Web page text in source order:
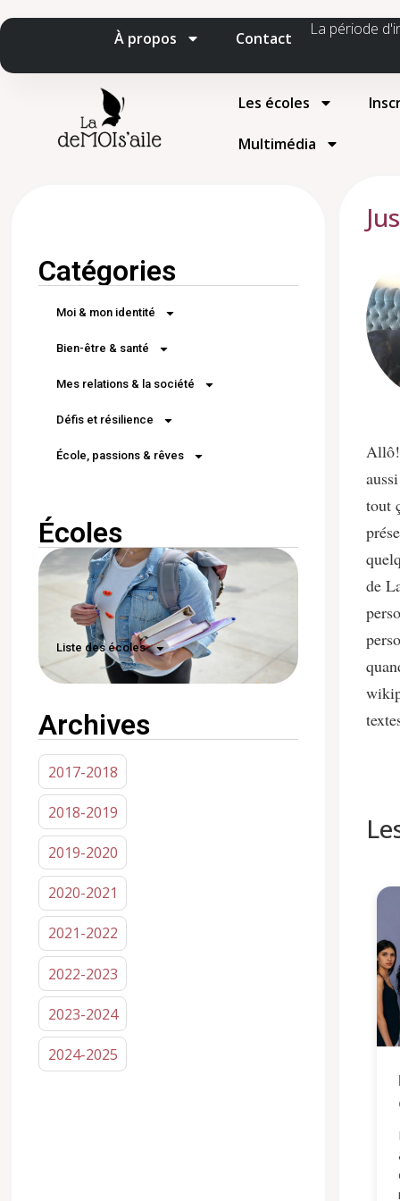
À propos Contact La période
Les écoles
Multimédia
Catégories
Moi & mon identité
Bien-être & santé
Mes relations & la société
Défis et résilience
École, passions & rêves
Écoles
Liste des écoles
Archives
2017-2018
2018-2019
2019-2020
2020-2021
2021-2022
2022-2023
2023-2024
2024-2025
Allô!
tout
de